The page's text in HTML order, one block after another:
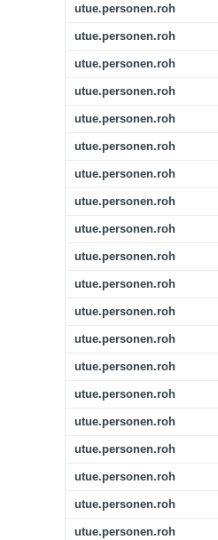
utue.personen.roh
utue.personen.roh
utue.personen.roh
utue.personen.roh
utue.personen.roh
utue.personen.roh
utue.personen.roh
utue.personen.roh
utue.personen.roh
utue.personen.roh
utue.personen.roh
utue.personen.roh
utue.personen.roh
utue.personen.roh
utue.personen.roh
utue.personen.roh
utue.personen.roh
utue.personen.roh
utue.personen.roh
utue.personen.roh